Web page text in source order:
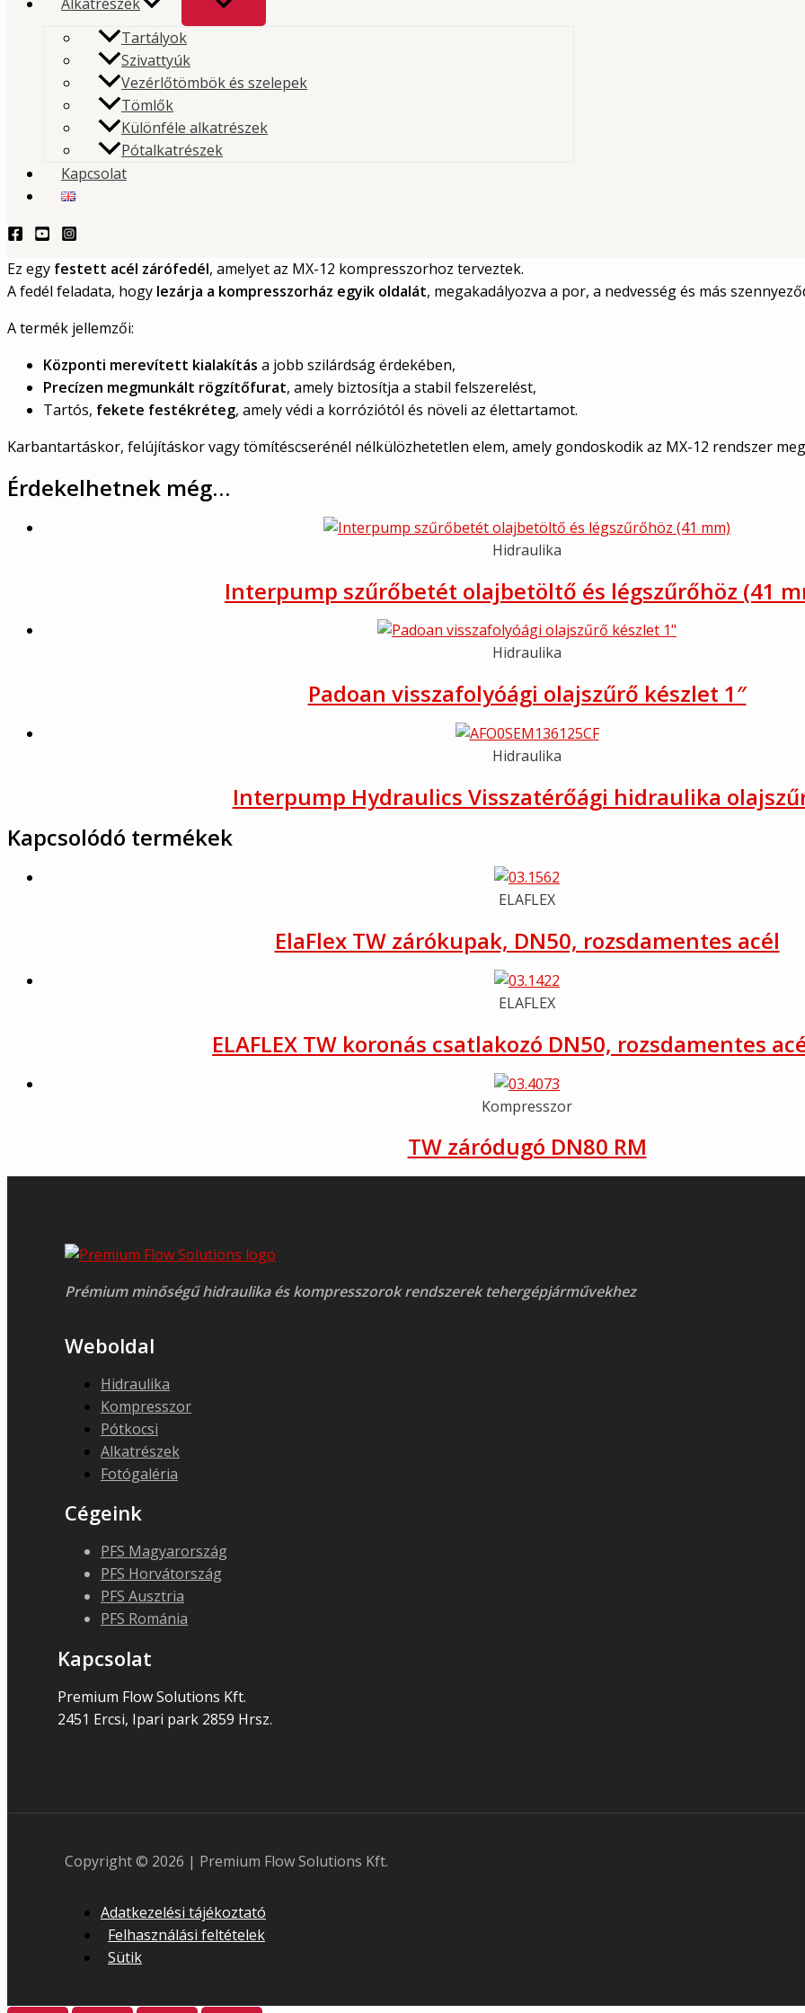
Tartályok
Szivattyúk
Vezérlőtömbök és szelepek
Tömlők
Különféle alkatrészek
Pótalkatrészek
Kapcsolat
zárófedél
Ez egy festett acél zárófedél, amelyet az MX-12
kompresszorhoz terveztek.
TERMÉKLEKÉRDEZÉS - PRODUCT QUERY
Leírás
MouvexMX12 kompresszor festett acél kompresszor zárófedele
Ez egy festett acél zárófedél, amelyet az MX-12 kompresszorhoz terveztek.
A fedél feladata, hogy lezárja a kompresszorház egyik oldalát, megakadályozva a por, a nedvesség és más
A termék jellemzői:
Központi merevített kialakítás a jobb szilárdság érdekében,
Precízen megmunkált rögzítőfurat, amely biztosítja a stabil felszerelést,
Tartós, fekete festékréteg, amely védi a korróziótól és növeli az élettartamot.
Karbantartáskor, felújításkor vagy tömítéscserénél nélkülözhetetlen elem, amely gondoskodik az MX-12 rendszer
Érdekelhetnek még…
Hidraulika
Interpump szűrőbetét olajbetöltő és légszűrőhöz (41
Hidraulika
Padoan visszafolyóági olajszűrő készlet 1″
Hidraulika
Interpump Hydraulics Visszatérőági hidraulika
Kapcsolódó termékek
ELAFLEX
ElaFlex TW zárókupak, DN50, rozsdamentes acél
ELAFLEX
ELAFLEX TW koronás csatlakozó DN50, rozsdamentes
Kompresszor
TW záródugó DN80 RM
Prémium minőségű hidraulika és kompresszorok rendszerek tehergépjárművekhez
Weboldal
Hidraulika
Kompresszor
Pótkocsi
Alkatrészek
Fotógaléria
Cégeink
PFS Magyarország
PFS Horvátország
PFS Ausztria
PFS Románia
Kapcsolat
Premium Flow Solutions Kft.
2451 Ercsi, Ipari park 2859 Hrsz.
Copyright © 2026 | Premium Flow Solutions Kft.
Adatkezelési tájékoztató
Felhasználási feltételek
Sütik